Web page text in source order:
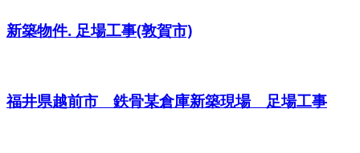
新築物件. 足場工事(敦賀市)
福井県越前市 鉄骨某倉庫新築現場 足場工事